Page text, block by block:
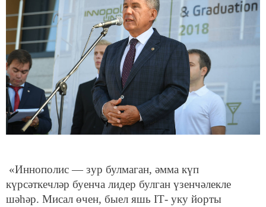
«Иннополис — зур булмаган, әмма күп
күрсәткечләр буенча лидер булган үзенчәлекле
шәһәр. Мисал өчен, быел яшь IТ- уку йорты